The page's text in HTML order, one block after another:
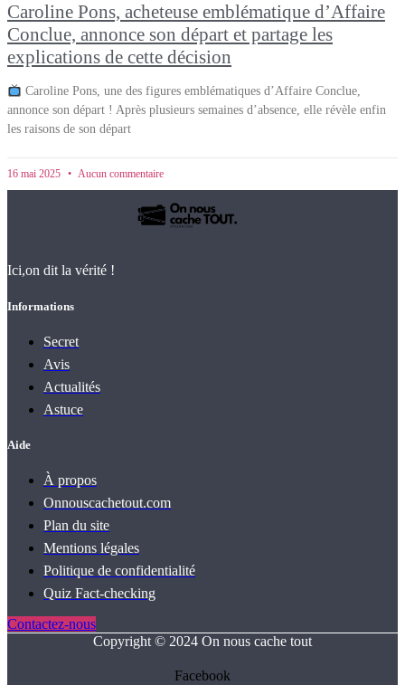
Caroline Pons, acheteuse emblématique d’Affaire
Conclue, annonce son départ et partage les
explications de cette décision
Caroline Pons, une des figures emblématiques d’Affaire Conclue,
annonce son départ ! Après plusieurs semaines d’absence, elle révèle enfin
les raisons de son départ
16 mai 2025 Aucun commentaire
Ici,on dit la vérité !
Informations
Secret
Avis
Actualités
Astuce
Aide
À propos
Onnouscachetout.com
Plan du site
Mentions légales
Politique de confidentialité
Quiz Fact‑checking
Contactez-nous
Copyright © 2024 On nous cache tout
Facebook